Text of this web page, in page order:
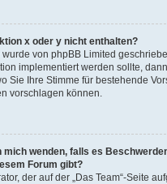
x oder y nicht enthalten?
wurde von phpBB Limited
implementiert werden sollte,
Sie Ihre Stimme für bestehende
vorschlagen können.
mich wenden, falls es
Forum gibt?
der auf der „Das Team“-Seite